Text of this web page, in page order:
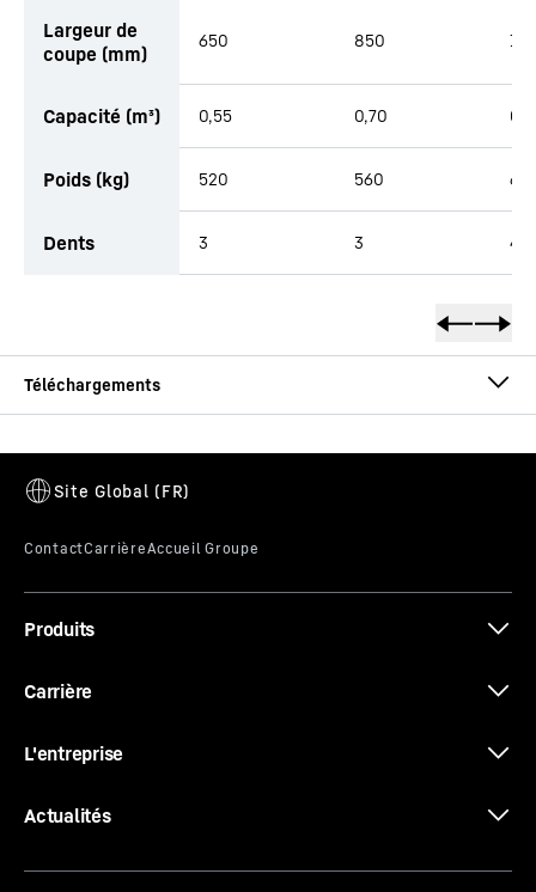
Largeur de
coupe (mm)
650 850 1
Capacité (m³) 0,55 0,70
Poids (kg) 520 560
Dents 3 3 4
Produits
Carrière
L'entreprise
Actualités